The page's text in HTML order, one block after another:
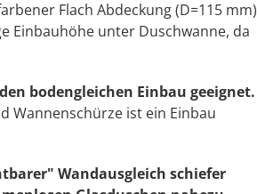
Flach Abdeckung (D=115 mm)
Einbauhöhe unter Duschwanne, da
bodengleichen Einbau geeignet.
Wannenschürze ist ein Einbau
Wandausgleich schiefer